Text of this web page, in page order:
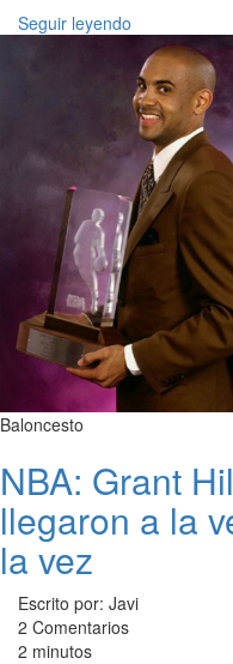
Seguir leyendo
Baloncesto
NBA: Grant
llegaron a la
la vez
Escrito por: Javi
2 Comentarios
2 minutos